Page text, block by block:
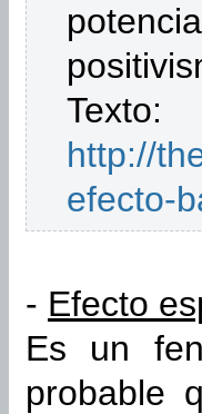
Texto:
http://
efecto-
- Efecto
Es un
probable